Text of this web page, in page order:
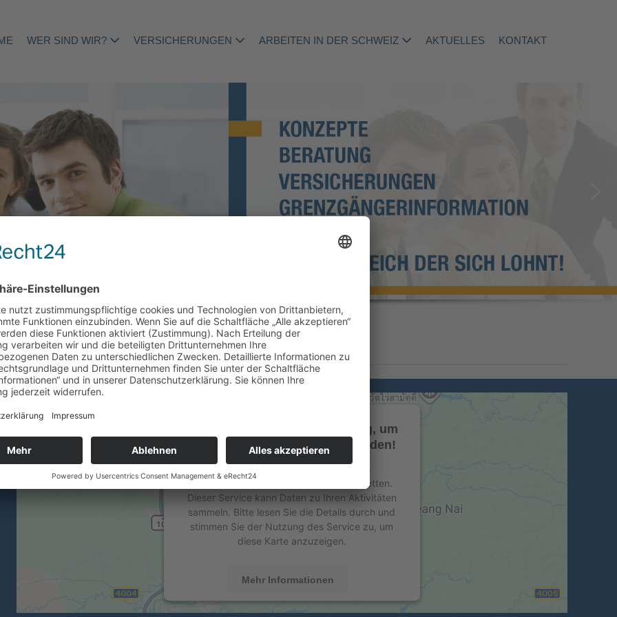
WER SIND WIR? VERSICHERUNGEN ARBEITEN IN DER SCHWEIZ AKTUELLES KONTAKT
Wir benötigen Ihre Zustimmung, um
den Google Maps-Service zu laden!
Drittanbieters, um Karteninhalte einzubetten.
Dieser Service kann Daten zu Ihren Aktivitäten
sammeln. Bitte lesen Sie die Details durch und
stimmen Sie der Nutzung des Service zu, um
diese Karte anzuzeigen.
Mehr Informationen